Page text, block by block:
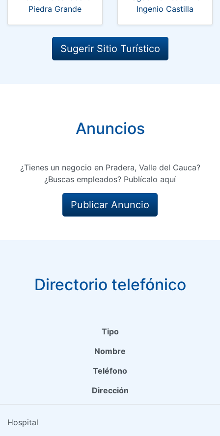
Piedra Grande
Ingenio Castilla
Sugerir Sitio Turístico
Anuncios
¿Tienes un negocio en Pradera, Valle del Cauca?
¿Buscas empleados? Publícalo aquí
Publicar Anuncio
Directorio telefónico
Tipo
Nombre
Teléfono
Dirección
Hospital